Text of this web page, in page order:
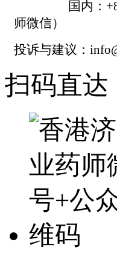
国内：+86
师微信）
投诉与建议：
扫码直达